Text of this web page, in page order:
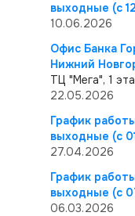
выходные (с
10.06.2026
Офис Банка
Нижний
ТЦ "Мега", 1
22.05.2026
График
выходные (с
27.04.2026
График
выходные (с
06.03.2026